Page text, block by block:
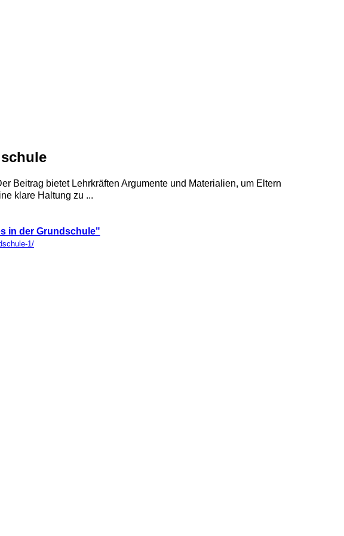
Beitrag bietet Lehrkräften Argumente und Materialien, um Eltern
klare Haltung zu ...
in der Grundschule"
1/